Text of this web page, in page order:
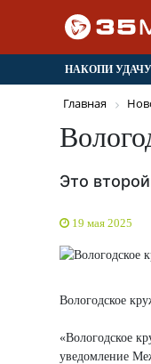
НАКОПИ УДАЧУ
Главная
Это
19 мая 2025
Вологодское
«Вологодское
уведомление